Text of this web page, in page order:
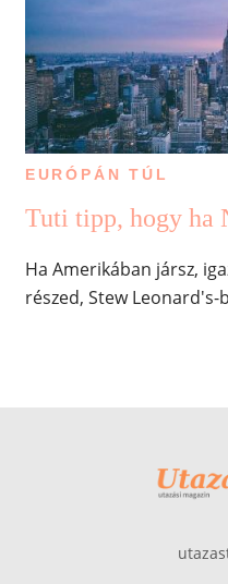
EURÓPÁN TÚL
Tuti tipp, hogy ha
Ha Amerikában jársz,
részed, Stew Leonard's-